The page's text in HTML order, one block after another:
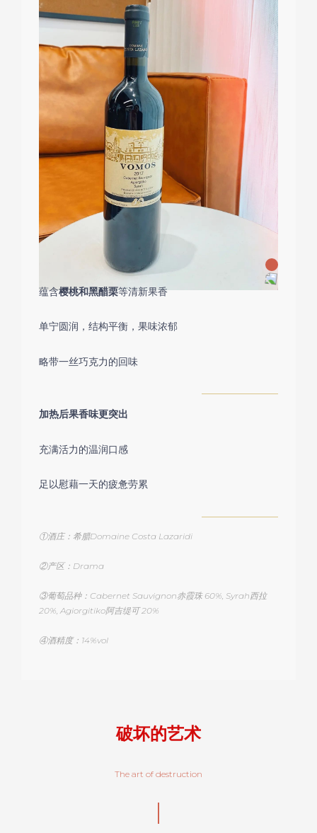
蕴含樱桃和黑醋栗等清新果香
单宁圆润，结构平衡，果味浓郁
略带一丝巧克力的回味
加热后果香味更突出
充满活力的温润口感
足以慰藉一天的疲惫劳累
①酒庄：希腊Domaine Costa Lazaridi
②产区：Drama
③葡萄品种：Cabernet Sauvignon赤霞珠 60%, Syrah西拉
20%, Agiorgitiko阿吉缇可 20%
④酒精度：14%vol
破坏的艺术
The art of destruction